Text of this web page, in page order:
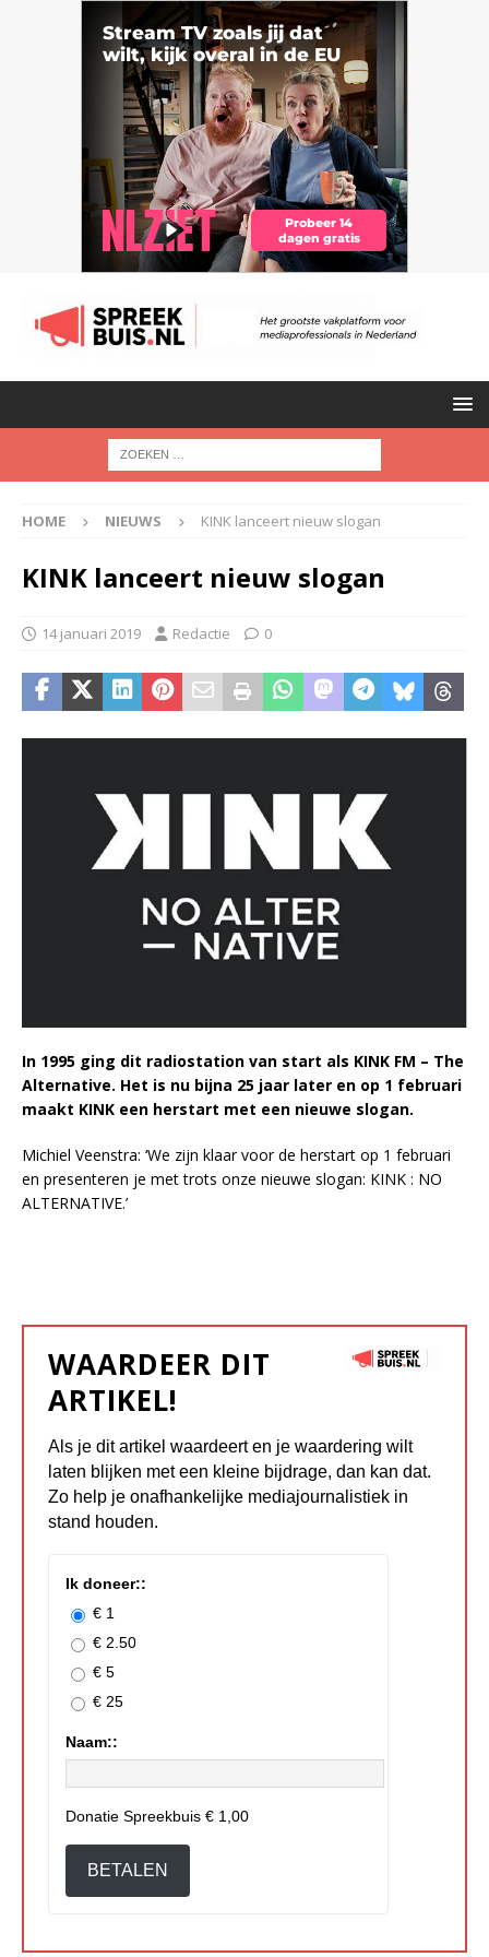
HOME NIEUWS KINK lanceert nieuw slogan
KINK lanceert nieuw slogan
14 januari 2019 Redactie 0
In 1995 ging dit radiostation van start als KINK FM – The
Alternative. Het is nu bijna 25 jaar later en op 1 februari
maakt KINK een herstart met een nieuwe slogan.
Michiel Veenstra: ‘We zijn klaar voor de herstart op 1 februari
en presenteren je met trots onze nieuwe slogan: KINK : NO
ALTERNATIVE.’
WAARDEER DIT
ARTIKEL!
Als je dit artikel waardeert en je waardering wilt
laten blijken met een kleine bijdrage, dan kan dat.
Zo help je onafhankelijke mediajournalistiek in
stand houden.
Ik doneer::
€ 1
€ 2.50
€ 5
€ 25
Naam::
Donatie Spreekbuis € 1,00
BETALEN